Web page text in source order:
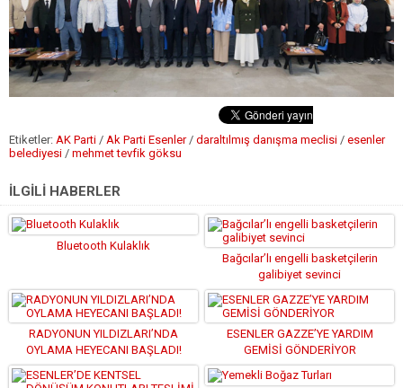
Etiketler: AK Parti / Ak Parti Esenler/ daraltılmış danışma meclisi / esenler
belediyesi / mehmet tevfik göksu
İLGİLİ HABERLER
Bluetooth Kulaklık
Bağcılar’lı engelli basketçilerin
galibiyet sevinci
RADYONUN YILDIZLARI’NDA
OYLAMA HEYECANI BAŞLADI!
ESENLER GAZZE’YE YARDIM
GEMİSİ GÖNDERİYOR